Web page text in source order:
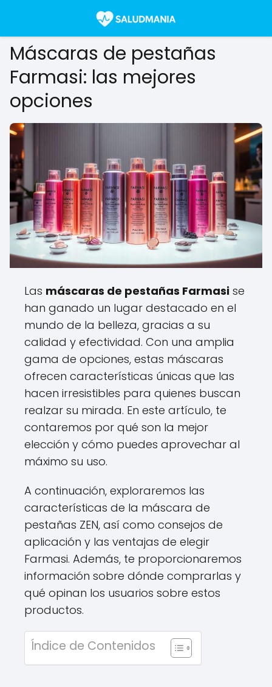
Máscaras de pestañas
Farmasi: las mejores
opciones
Las máscaras de pestañas Farmasi se
han ganado un lugar destacado en el
mundo de la belleza, gracias a su
calidad y efectividad. Con una amplia
gama de opciones, estas máscaras
ofrecen características únicas que las
hacen irresistibles para quienes buscan
realzar su mirada. En este artículo, te
contaremos por qué son la mejor
elección y cómo puedes aprovechar al
máximo su uso.
A continuación, exploraremos las
características de la máscara de
pestañas ZEN, así como consejos de
aplicación y las ventajas de elegir
Farmasi. Además, te proporcionaremos
información sobre dónde comprarlas y
qué opinan los usuarios sobre estos
productos.
Índice de Contenidos